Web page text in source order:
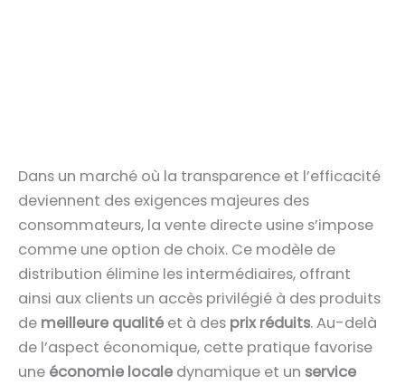
Dans un marché où la transparence et l’efficacité
deviennent des exigences majeures des
consommateurs, la vente directe usine s’impose
comme une option de choix. Ce modèle de
distribution élimine les intermédiaires, offrant
ainsi aux clients un accès privilégié à des produits
de meilleure qualité et à des prix réduits. Au-delà
de l’aspect économique, cette pratique favorise
une économie locale dynamique et un service